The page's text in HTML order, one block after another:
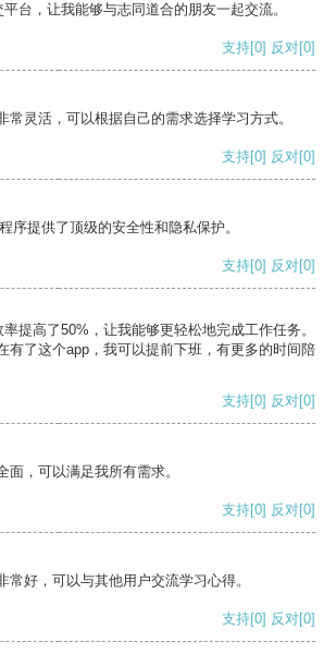
台，让我能够与志同道合的朋友一起交流。
支持[0] 反对[0]
常灵活，可以根据自己的需求选择学习方式。
支持[0] 反对[0]
序提供了顶级的安全性和隐私保护。
支持[0] 反对[0]
提高了50%，让我能够更轻松地完成工作任务。
有了这个app，我可以提前下班，有更多的时间陪
支持[0] 反对[0]
面，可以满足我所有需求。
支持[0] 反对[0]
常好，可以与其他用户交流学习心得。
支持[0] 反对[0]